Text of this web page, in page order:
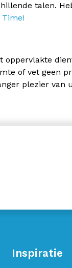
talen.
Time!
of vet geen
plezier van
Inspiratie